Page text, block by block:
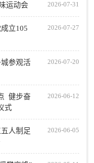
运动会 2026-07-31
立105
2026-07-27
参观活
2026-07-20
健步奋
式
2026-06-12
人制足
2026-06-05